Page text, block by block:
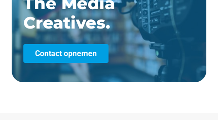
Creatives.
Contact opnemen